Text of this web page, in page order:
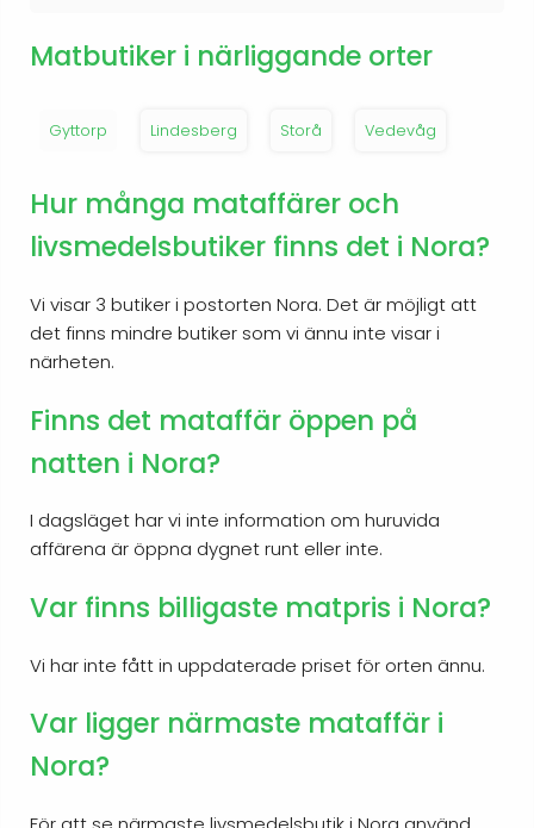
Matbutiker i närliggande orter
Gyttorp Lindesberg Storå Vedevåg
Hur många mataffärer och
livsmedelsbutiker finns det i Nora?
Vi visar 3 butiker i postorten Nora. Det är möjligt att
det finns mindre butiker som vi ännu inte visar i
närheten.
Finns det mataffär öppen på
natten i Nora?
I dagsläget har vi inte information om huruvida
affärena är öppna dygnet runt eller inte.
Var finns billigaste matpris i Nora?
Vi har inte fått in uppdaterade priset för orten ännu.
Var ligger närmaste mataffär i
Nora?